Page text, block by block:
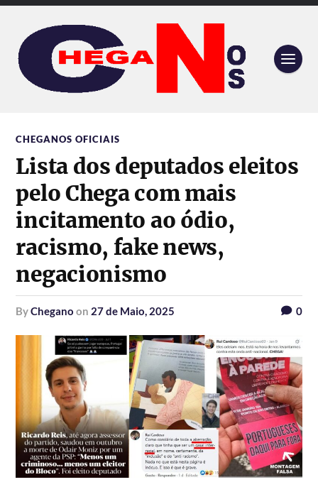
CHEGANOS OFICIAIS
Lista dos deputados eleitos
pelo Chega com mais
incitamento ao ódio,
racismo, fake news,
negacionismo
byChegano on 27 de Maio, 2025 0